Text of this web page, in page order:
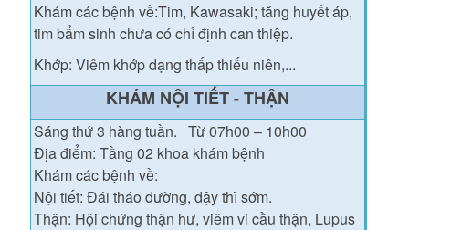
Khám các bệnh về:Tim, Kawasaki; tăng huyết áp,
tim bẩm sinh chưa có chỉ định can thiệp.
Khớp: Viêm khớp dạng thấp thiếu niên,...
KHÁM NỘI TIẾT - THẬN
Sáng thứ3 hàng tuần. Từ 07h00 – 10h00
Địa điểm: Tầng 02 khoa khám bệnh
Khám các bệnh về:
Nội tiết: Đái tháo đường, dậy thì sớm.
Thận: Hội chứng thận hư, viêm vi cầu thận, Lupus